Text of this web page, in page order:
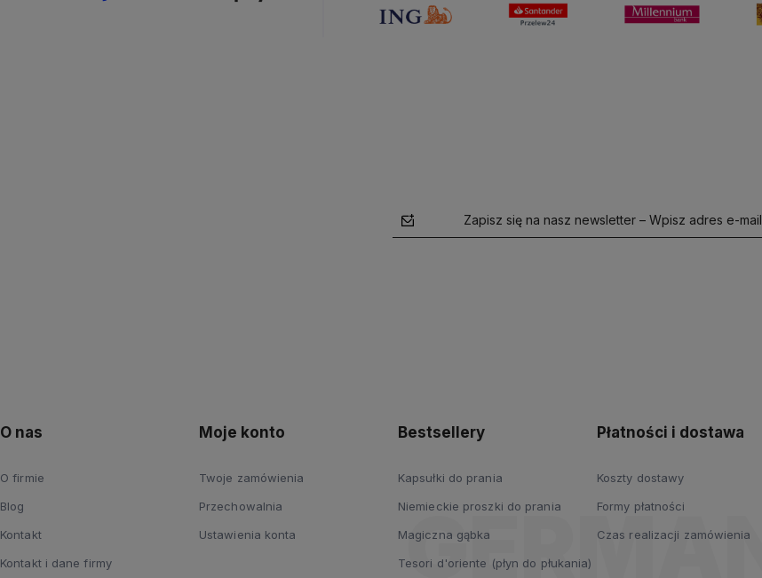
Zapisz się na nasz newsletter – Wpisz adres e-mail
O nas
O firmie
Blog
Kontakt
Kontakt i dane firmy
Moje konto
Twoje zamówienia
Przechowalnia
Ustawienia konta
Bestsellery
Kapsułki do prania
Niemieckie proszki do prania
Magiczna gąbka
Tesori d'oriente (płyn do płukania)
Płatności i dostawa
Koszty dostawy
Formy płatności
Czas realizacji zamówienia